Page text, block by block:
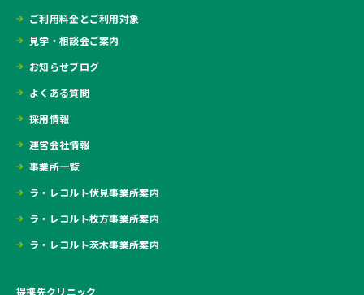
ご利用料金とご利用対象
見学・相談会ご案内
お知らせブログ
よくある質問
採用情報
運営会社情報
事業所一覧
ラ・レコルト伏見事業所案内
ラ・レコルト枚方事業所案内
ラ・レコルト茨木事業所案内
提携先クリニック